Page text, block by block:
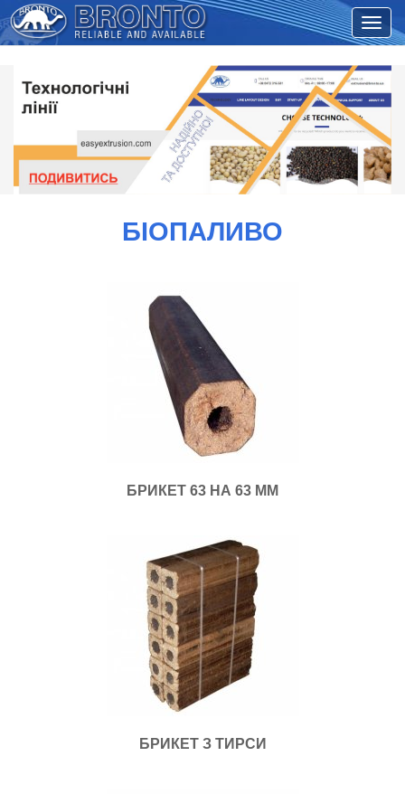
БІОПАЛИВО
БРИКЕТ 63 НА 63 ММ
БРИКЕТ З ТИРСИ